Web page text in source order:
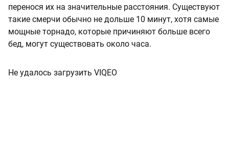
перенося их на значительные расстояния. Существуют
такие смерчи обычно не дольше 10 минут, хотя самые
мощные торнадо, которые причиняют больше всего
бед, могут существовать около часа.
Не удалось загрузить VIQEO